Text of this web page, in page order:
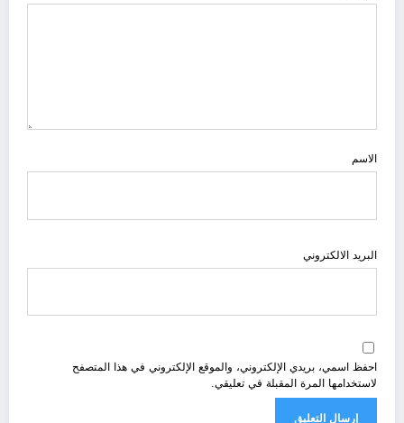
الاسم
البريد الالكتروني
احفظ اسمي، بريدي الإلكتروني، والموقع الإلكتروني في هذا المتصفح
لاستخدامها المرة المقبلة في تعليقي.